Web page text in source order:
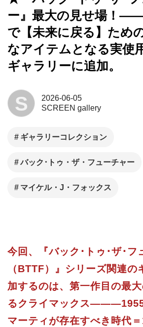
ー』最大の見せ場！
で【未来に戻る】ため
なアイテムとなる実使
ギャラリーに追加。
S
2026-06-05
SCREEN gallery
ギャラリーコレクション
バック･トゥ・ザ・フューチャー
マイケル・J・フォックス
今回、『バック･トゥ･ザ･フ
（BTTF）』シリーズ関連の
加するのは、第一作目の最
るクライマックス
マーティが存在すべき時代